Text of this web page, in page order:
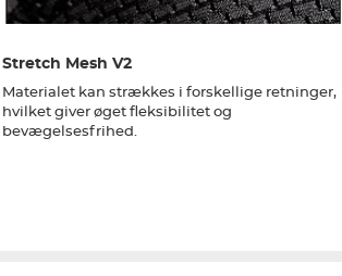
Stretch Mesh V2
Materialet kan strækkes i forskellige retninger,
hvilket giver øget fleksibilitet og
bevægelsesfrihed.